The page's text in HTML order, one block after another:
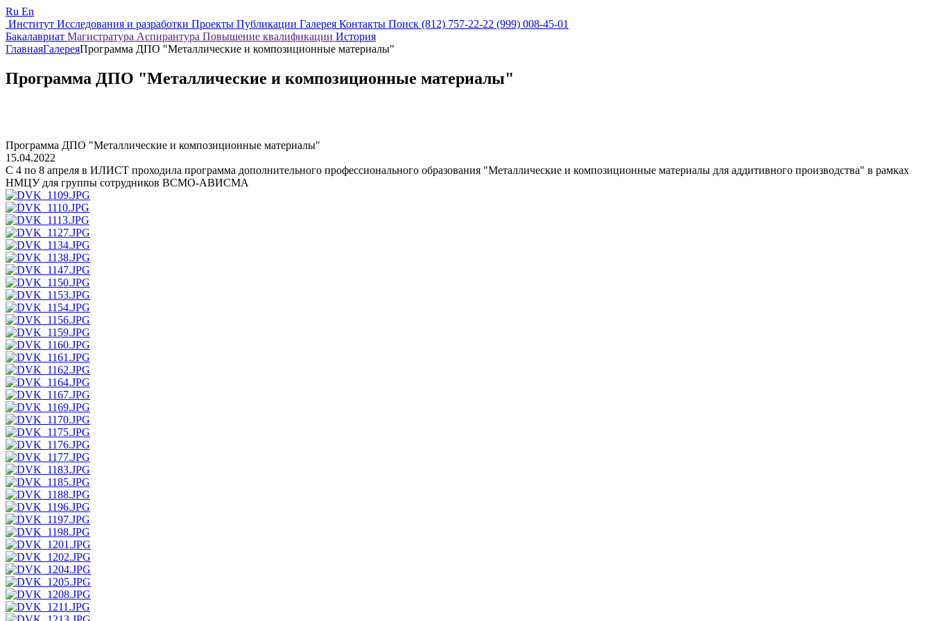
Ru En
Институт Исследования и разработки Проекты Публикации Галерея Контакты Поиск (812) 757-22-22 (999) 008-45-01
Бакалавриат Магистратура Аспирантура Повышение квалификации История
ГлавнаяГалереяПрограмма ДПО "Металлические и композиционные материалы"
Программа ДПО "Металлические и композиционные материалы"
Программа ДПО "Металлические и композиционные материалы"
15.04.2022
С 4 по 8 апреля в ИЛИСТ проходила программа дополнительного профессионального образования "Металлические и композиционные материалы для аддитивного производства" в рамках
НМЦУ для группы сотрудников ВСМО-АВИСМА